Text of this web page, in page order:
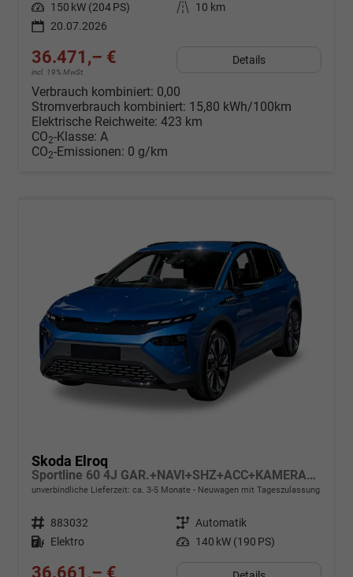
Leistung 150 kW (204 PS) Kilometerstand
10 km
20.07.2026
36.471,– €
incl. 19% MwSt.
Details
Verbrauch kombiniert: 0,00
Stromverbrauch kombiniert: 15,80 kWh/100km
Elektrische Reichweite: 423 km
CO2-Klasse: A
CO2-Emissionen: 0 g/km
Skoda Elroq
Sportline 60 4J GAR.+NAVI+SHZ+ACC+KAMERA+20" ALU
unverbindliche Lieferzeit: ca. 3-5 Monate Neuwagen mit Tageszulassung
Fahrzeugnr. 883032 Getriebe Automatik
Kraftstoff Elektro Leistung 140 kW (190 PS)
36.661,– €